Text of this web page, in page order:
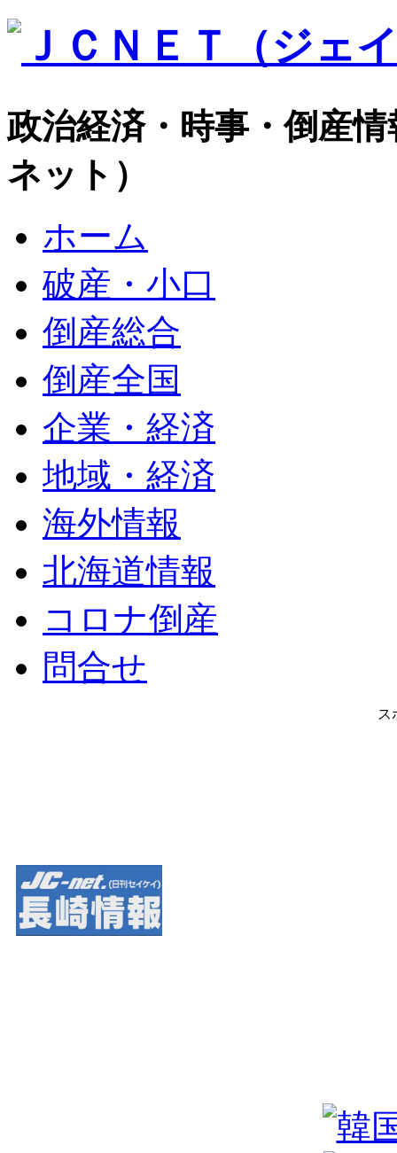
政治経済・時事・倒産
ネット）
ホーム
破産・小口
倒産総合
倒産全国
企業・経済
地域・経済
海外情報
北海道情報
コロナ倒産
問合せ
ス